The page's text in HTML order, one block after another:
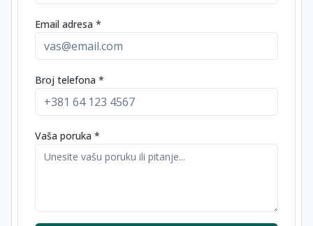
Email adresa *
Broj telefona *
Vaša poruka *